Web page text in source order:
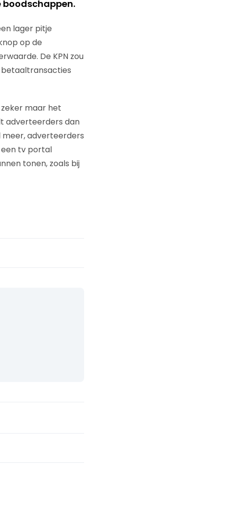
boodschappen.
lager pitje
op de
De KPN zou
betaaltransacties
maar het
adverteerders dan
meer, adverteerders
een tv portal
tonen, zoals bij